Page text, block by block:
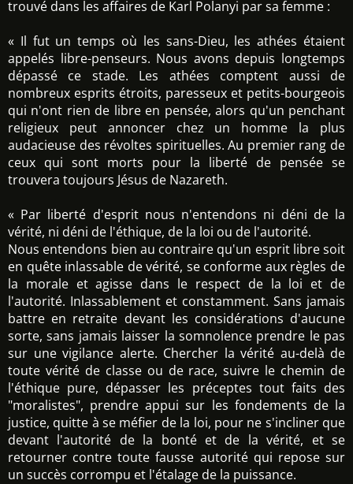
trouvé dans les affaires de Karl Polanyi par sa femme :
« Il fut un temps où les sans-Dieu, les athées étaient
appelés libre-penseurs. Nous avons depuis longtemps
dépassé ce stade. Les athées comptent aussi de
nombreux esprits étroits, paresseux et petits-bourgeois
qui n'ont rien de libre en pensée, alors qu'un penchant
religieux peut annoncer chez un homme la plus
audacieuse des révoltes spirituelles. Au premier rang de
ceux qui sont morts pour la liberté de pensée se
trouvera toujours Jésus de Nazareth.
« Par liberté d'esprit nous n'entendons ni déni de la
vérité, ni déni de l'éthique, de la loi ou de l'autorité.
Nous entendons bien au contraire qu'un esprit libre soit
en quête inlassable de vérité, se conforme aux règles de
la morale et agisse dans le respect de la loi et de
l'autorité. Inlassablement et constamment. Sans jamais
battre en retraite devant les considérations d'aucune
sorte, sans jamais laisser la somnolence prendre le pas
sur une vigilance alerte. Chercher la vérité au-delà de
toute vérité de classe ou de race, suivre le chemin de
l'éthique pure, dépasser les préceptes tout faits des
"moralistes", prendre appui sur les fondements de la
justice, quitte à se méfier de la loi, pour ne s'incliner que
devant l'autorité de la bonté et de la vérité, et se
retourner contre toute fausse autorité qui repose sur
un succès corrompu et l'étalage de la puissance.